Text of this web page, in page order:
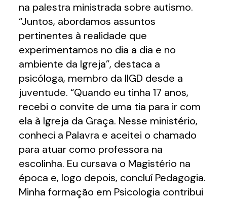
na palestra ministrada sobre autismo.
“Juntos, abordamos assuntos
pertinentes à realidade que
experimentamos no dia a dia e no
ambiente da Igreja”, destaca a
psicóloga, membro da IIGD desde a
juventude. “Quando eu tinha 17 anos,
recebi o convite de uma tia para ir com
ela à Igreja da Graça. Nesse ministério,
conheci a Palavra e aceitei o chamado
para atuar como professora na
escolinha. Eu cursava o Magistério na
época e, logo depois, concluí Pedagogia.
Minha formação em Psicologia contribui